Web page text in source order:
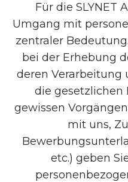
Für die SLYNET
Umgang mit
zentraler
bei der Erhebung
deren Verarbeitung
die gesetzlichen
gewissen
mit uns,
etc.) geben